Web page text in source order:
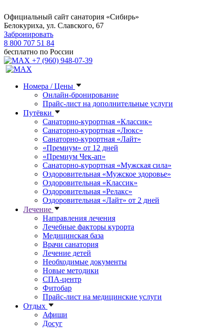
Официальный сайт санатория «Сибирь»
Белокуриха, ул. Славского, 67
Забронировать
8 800 707 51 84
бесплатно по России
+7 (960) 948-07-39
Номера / Цены
Онлайн-бронирование
Прайс-лист на дополнительные услуги
Путёвки
Санаторно-курортная «Классик»
Санаторно-курортная «Люкс»
Санаторно-курортная «Лайт»
«Премиум» от 12 дней
«Премиум Чек-ап»
Санаторно-курортная «Мужская сила»
Оздоровительная «Мужское здоровье»
Оздоровительная «Классик»
Оздоровительная «Релакс»
Оздоровительная «Лайт» от 2 дней
Лечение
Направления лечения
Лечебные факторы курорта
Медицинская база
Врачи санатория
Лечение детей
Необходимые документы
Новые методики
СПА-центр
Фитобар
Прайс-лист на медицинские услуги
Отдых
Афиши
Досуг